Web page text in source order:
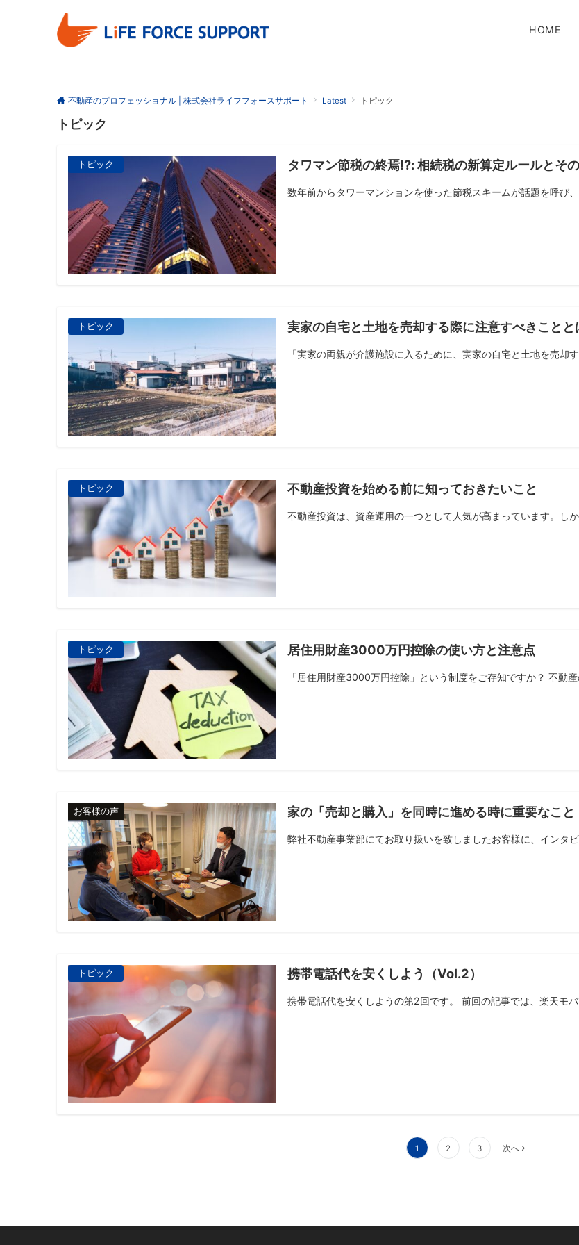
HOME
不動産のプロフェッショナル | 株式会社ライフフォースサポート Latest トピック
トピック
トピック タワマン節税の終焉!?: 相続税の新算定ルールとそ
数年前からタワーマンションを使った節税スキームが話題を呼び
トピック 実家の自宅と土地を売却する際に注意すべきことと
「実家の両親が介護施設に入るために、実家の自宅と土地を売却
トピック 不動産投資を始める前に知っておきたいこと
不動産投資は、資産運用の一つとして人気が高まっています。し
トピック 居住用財産3000万円控除の使い方と注意点
「居住用財産3000万円控除」という制度をご存知ですか？ 不動
お客様の声 家の「売却と購入」を同時に進める時に重要なこと
弊社不動産事業部にてお取り扱いを致しましたお客様に、インタ
トピック 携帯電話代を安くしよう（Vol.2）
携帯電話代を安くしようの第2回です。 前回の記事では、楽天モ
ジ
1 2 3 次へ